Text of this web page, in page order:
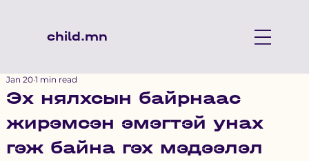
child.mn
Эх нялхсын байрнаас
жирэмсэн эмэгтэй унах
гэж байна гэх мэдээлэл
Jan 20 1 min read